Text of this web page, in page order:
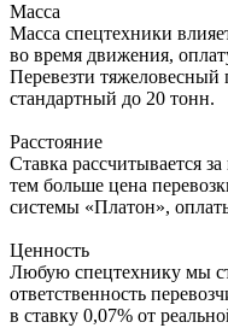
Масса
Масса спецтехники
во время движения,
Перевезти
стандартный до 20 тонн.
Расстояние
Ставка рассчитывается
тем больше цена
системы «Платон»,
Ценность
Любую спецтехнику мы
ответственность
в ставку 0,07% от